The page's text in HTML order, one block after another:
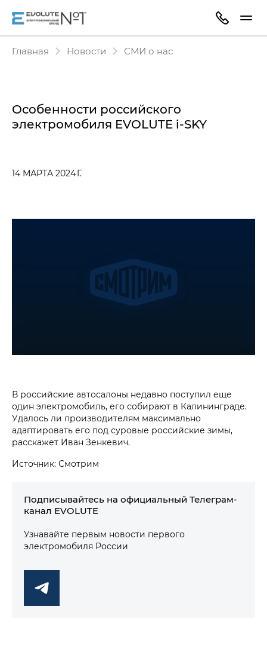
Главная Новости СМИ о нас
Особенности российского
электромобиля EVOLUTE i‑SKY
14 МАРТА 2024 Г.
В российские автосалоны недавно поступил еще
один электромобиль, его собирают в Калининграде.
Удалось ли производителям максимально
адаптировать его под суровые российские зимы,
расскажет Иван Зенкевич.
Источник: Смотрим
Подписывайтесь на официальный Телеграм-
канал EVOLUTE
Узнавайте первым новости первого
электромобиля России